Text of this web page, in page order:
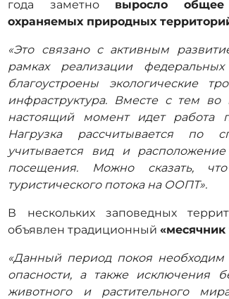
года заметно выросло общее
охраняемых природных
«Это связано с активным
рамках реализации
благоустроены экологические
инфраструктура. Вместе с тем во
настоящий момент идет работа
Нагрузка рассчитывается по
учитывается вид и
посещения. Можно сказать,
туристического потока на ООПТ».
В нескольких заповедных
объявлен традиционный
«Данный период покоя
опасности, а также исключения
животного и растительного